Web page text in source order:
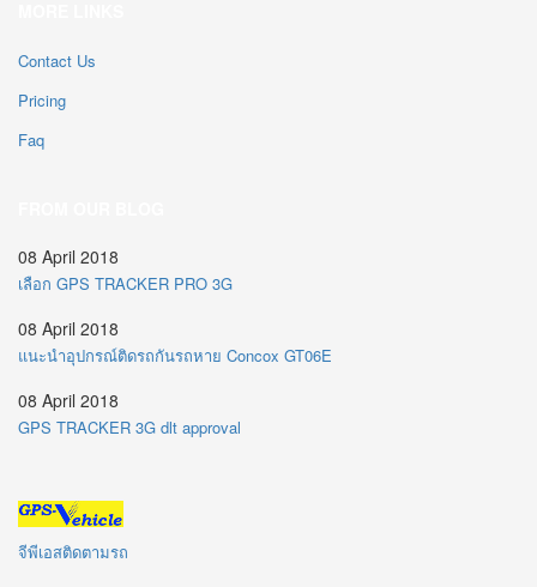
Contact Us
Pricing
Faq
08 April 2018
เลือก GPS TRACKER PRO 3G
08 April 2018
แนะนำอุปกรณ์ติดรถกันรถหาย Concox GT06E
08 April 2018
GPS TRACKER 3G dlt approval
จีพีเอสติดตามรถ